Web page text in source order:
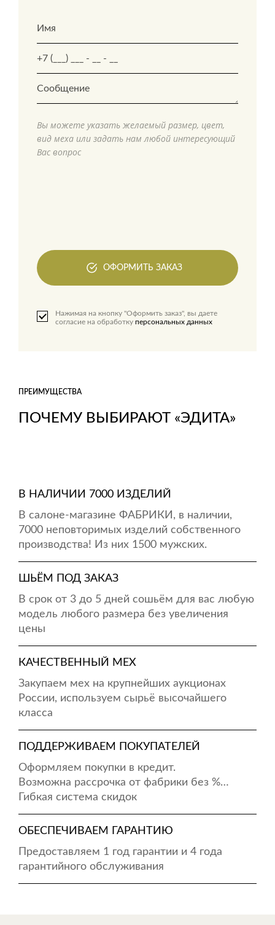
Вы можете указать желаемый размер, цвет,
вид меха или задать нам любой интересующий
Вас вопрос
ОФОРМИТЬ ЗАКАЗ
Нажимая на кнопку "Оформить заказ", вы даете
согласие на обработку персональных данных
ПОЧЕМУ ВЫБИРАЮТ «ЭДИТА»
ПРЕИМУЩЕСТВА
В НАЛИЧИИ 7000 ИЗДЕЛИЙ
В салоне-магазине ФАБРИКИ, в наличии,
7000 неповторимых изделий собственного
производства! Из них 1500 мужских.
ШЬЁМ ПОД ЗАКАЗ
В срок от 3 до 5 дней сошьём для вас любую
модель любого размера без увеличения
цены
КАЧЕСТВЕННЫЙ МЕХ
Закупаем мех на крупнейших аукционах
России, используем сырьё высочайшего
класса
ПОДДЕРЖИВАЕМ ПОКУПАТЕЛЕЙ
Оформляем покупки в кредит.
Возможна рассрочка от фабрики без %…
Гибкая система скидок
ОБЕСПЕЧИВАЕМ ГАРАНТИЮ
Предоставляем 1 год гарантии и 4 года
гарантийного обслуживания